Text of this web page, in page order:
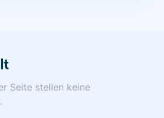
Seite stellen keine